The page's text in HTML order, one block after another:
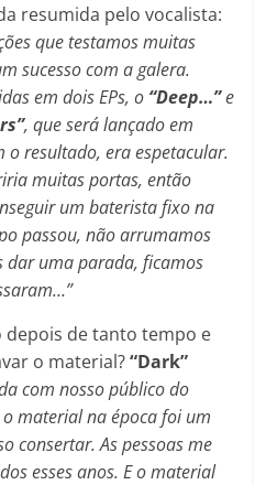
resumida pelo vocalista:
que testamos muitas
sucesso com a galera.
em dois EPs, o “Deep…”e
, que será lançado em
o resultado, era espetacular.
muitas portas, então
um baterista fixo na
passou, não arrumamos
dar uma parada, ficamos
depois de tanto tempo e
o material?“Dark”
com nosso público do
material na época foi um
consertar. As pessoas me
esses anos. E o material